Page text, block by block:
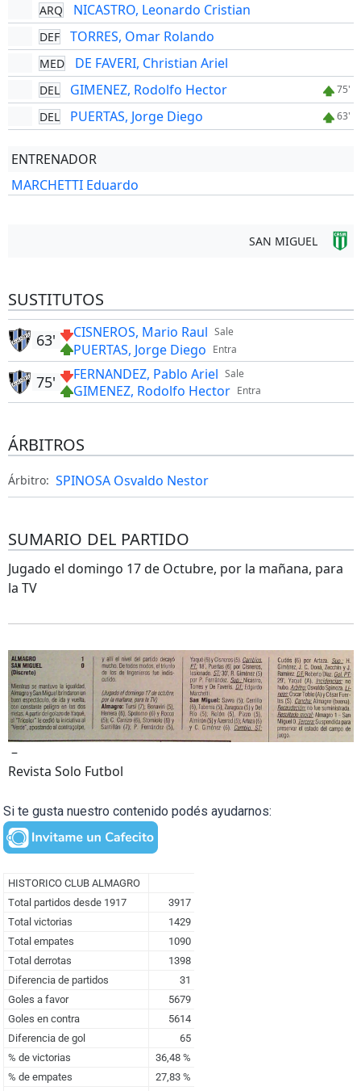
ARQ NICASTRO, Leonardo Cristian
DEF TORRES, Omar Rolando
MED DE FAVERI, Christian Ariel
DEL GIMENEZ, Rodolfo Hector 75'
DEL PUERTAS, Jorge Diego 63'
ENTRENADOR
MARCHETTI Eduardo
SAN MIGUEL
SUSTITUTOS
Sale
CISNEROS, Mario Raul
Entra
PUERTAS, Jorge Diego
63'
Sale
FERNANDEZ, Pablo Ariel
Entra
GIMENEZ, Rodolfo Hector
75'
ÁRBITROS
Árbitro: SPINOSA Osvaldo Nestor
SUMARIO DEL PARTIDO
Jugado el domingo 17 de Octubre, por la mañana, para
la TV
–
Revista Solo Futbol
Si te gusta nuestro contenido podés ayudarnos: